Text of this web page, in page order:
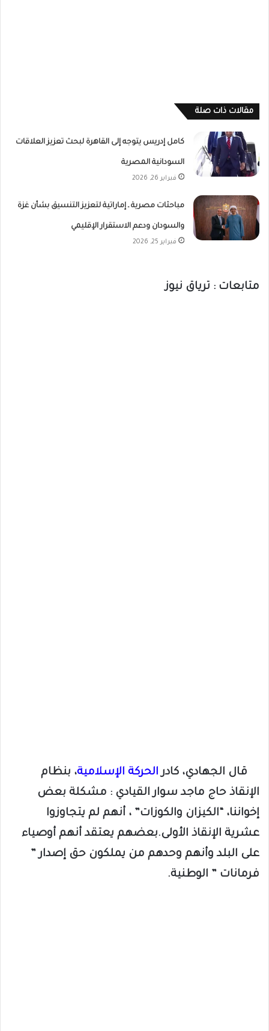
مقالات ذات صلة
كامل إدريس يتوجه إلى القاهرة لبحث تعزيز العلاقات
السودانية المصرية
فبراير 26, 2026
مباحثات مصرية ـ إماراتية لتعزيز التنسيق بشأن غزة
والسودان ودعم الاستقرار الإقليمي
فبراير 25, 2026
متابعات : ترياق نيوز
قال الجهادي، كادر الحركة الإسلامية، بنظام
الإنقاذ حاج ماجد سوار القيادي : مشكلة بعض
إخواننا، “الكيزان والكوزات” ، أنهم لم يتجاوزوا
عشرية الإنقاذ الأولى.بعضهم يعتقد أنهم أوصياء
على البلد وأنهم وحدهم من يملكون حق إصدار ”
فرمانات ” الوطنية.